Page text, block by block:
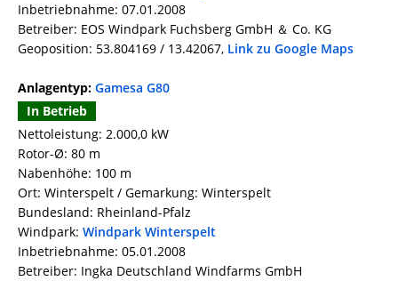
Inbetriebnahme: 07.01.2008
Betreiber: EOS Windpark Fuchsberg GmbH ＆ Co. KG
Geoposition: 53.804169 / 13.42067, Link zu Google Maps
Anlagentyp: Gamesa G80
In Betrieb
Nettoleistung: 2.000,0 kW
Rotor-Ø: 80 m
Nabenhöhe: 100 m
Ort: Winterspelt / Gemarkung: Winterspelt
Bundesland: Rheinland-Pfalz
Windpark: Windpark Winterspelt
Inbetriebnahme: 05.01.2008
Betreiber: Ingka Deutschland Windfarms GmbH